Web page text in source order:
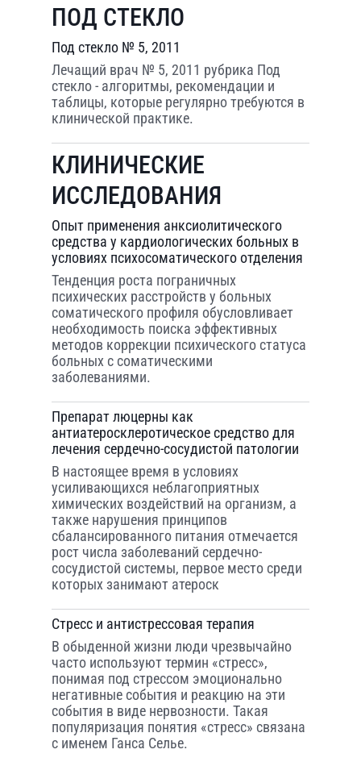
ПОД СТЕКЛО
Под стекло № 5, 2011
Лечащий врач № 5, 2011 рубрика Под
стекло - алгоритмы, рекомендации и
таблицы, которые регулярно требуются в
клинической практике.
КЛИНИЧЕСКИЕ
ИССЛЕДОВАНИЯ
Опыт применения анксиолитического
средства у кардиологических больных в
условиях психосоматического отделения
Тенденция роста пограничных
психических расстройств у больных
соматического профиля обусловливает
необходимость поиска эффективных
методов коррекции психического статуса
больных с соматическими
заболеваниями.
Препарат люцерны как
антиатеросклеротическое средство для
лечения сердечно-сосудистой патологии
В настоящее время в условиях
усиливающихся неблагоприятных
химических воздействий на организм, а
также нарушения принципов
сбалансированного питания отмечается
рост числа заболеваний сердечно-
сосудистой системы, первое место среди
которых занимают атероск
Стресс и антистрессовая терапия
В обыденной жизни люди чрезвычайно
часто используют термин «стресс»,
понимая под стрессом эмоционально
негативные события и реакцию на эти
события в виде нервозности. Такая
популяризация понятия «стресс» связана
с именем Ганса Селье.